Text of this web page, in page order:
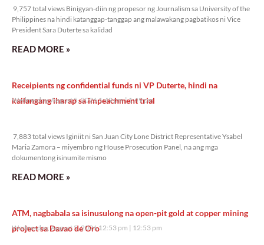
9,757 total views Binigyan-diin ng propesor ng Journalism sa University of the
Philippines na hindi katanggap-tanggap ang malawakang pagbatikos ni Vice
President Sara Duterte sa kalidad
READ MORE »
Receipients ng confidential funds ni VP Duterte, hindi na
kailangang iharap sa impeachment trial
Wednesday, August 5, 2026 1:49 pm 1:49 pm
7,883 total views Iginiit ni San Juan City Lone District Representative Ysabel
Maria Zamora – miyembro ng House Prosecution Panel, na ang mga
dokumentong isinumite mismo
READ MORE »
ATM, nagbabala sa isinusulong na open-pit gold at copper mining
project sa Davao de Oro
Wednesday, August 5, 2026 12:53 pm 12:53 pm